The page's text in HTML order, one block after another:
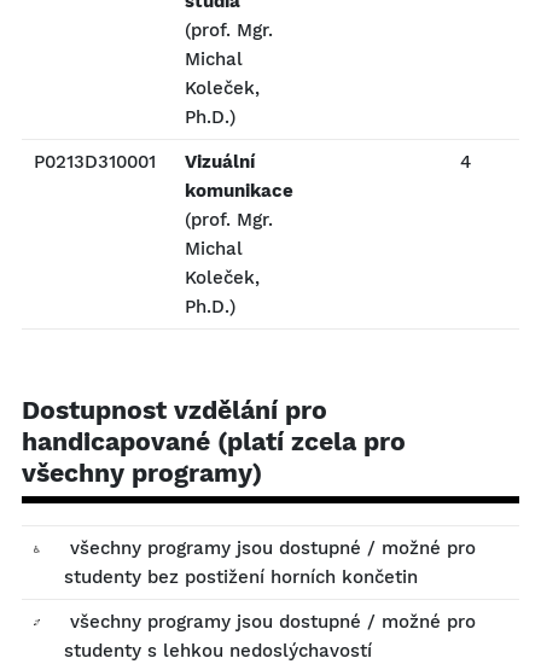
(prof. Mgr.
Michal
Koleček,
Ph.D.)
P0213D310001
Vizuální
komunikace
(prof. Mgr.
Michal
Koleček,
Ph.D.)
4
Dostupnost vzdělání pro
handicapované (platí zcela pro
všechny programy)
všechny programy jsou dostupné / možné pro
studenty bez postižení horních končetin
všechny programy jsou dostupné / možné pro
studenty s lehkou nedoslýchavostí